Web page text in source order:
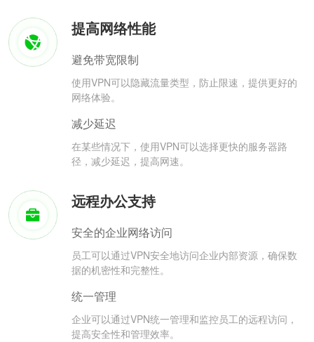
提高网络性能
避免带宽限制
使用VPN可以隐藏流量类型，防止限速，提供更好的
网络体验。
减少延迟
在某些情况下，使用VPN可以选择更快的服务器路
径，减少延迟，提高网速。
远程办公支持
安全的企业网络访问
员工可以通过VPN安全地访问企业内部资源，确保数
据的机密性和完整性。
统一管理
企业可以通过VPN统一管理和监控员工的远程访问，
提高安全性和管理效率。